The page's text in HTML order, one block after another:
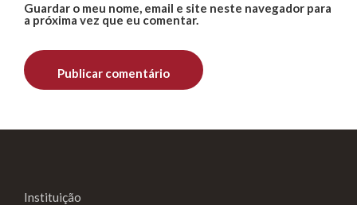
Guardar o meu nome, email e site neste navegador para
a próxima vez que eu comentar.
Instituição